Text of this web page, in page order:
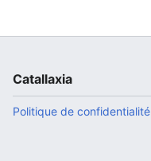
Catallaxia
Politique de confidentialité